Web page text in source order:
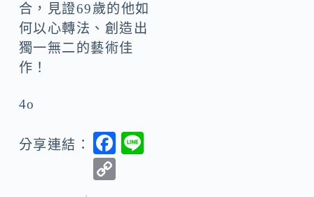
合，見證69歲的他如
何以心轉法、創造出
獨一無二的藝術佳
作！
4o
分享連結：
F